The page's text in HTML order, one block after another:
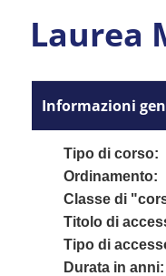
Laurea
Informazioni
Tipo di corso
Ordinamento
Classe di
Titolo di
Tipo di
Durata in anni